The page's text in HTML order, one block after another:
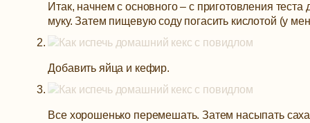
Итак, начнем с основного – с приготовления
муку. Затем пищевую соду погасить кислотой (у
Добавить яйца и кефир.
Все хорошенько перемешать. Затем насыпать